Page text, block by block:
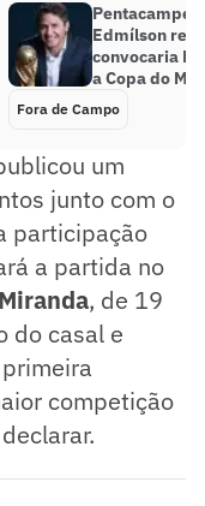
Edmílson
convocaria
a Copa do
Fora de Campo
um
junto com o
participação
a partida no
, de 19
do casal e
competição